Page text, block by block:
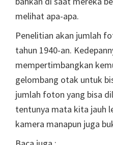
melihat apa-apa.
Penelitian akan jumlah
tahun 1940-an.
mempertimbangkan
gelombang otak untuk
jumlah foton yang bisa
tentunya mata kita jauh
kamera manapun juga